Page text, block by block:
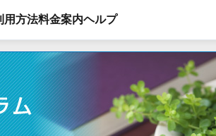
用方法料金案内ヘルプ